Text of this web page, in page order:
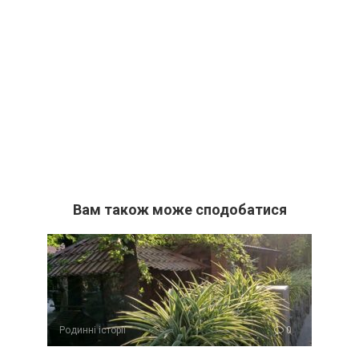
Вам також може сподобатися
Родинні історії 0